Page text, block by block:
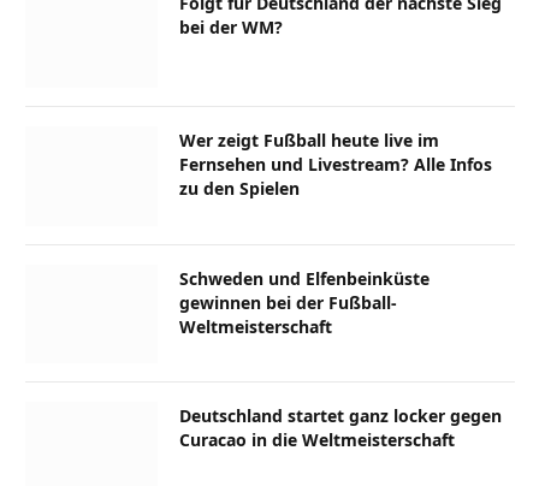
bei der WM?
Wer zeigt Fußball heute live im
Fernsehen und Livestream? Alle Infos
zu den Spielen
Schweden und Elfenbeinküste
gewinnen bei der Fußball-
Weltmeisterschaft
Deutschland startet ganz locker gegen
Curacao in die Weltmeisterschaft